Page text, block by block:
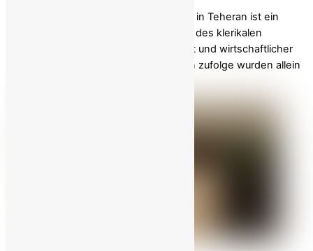
Die wachsende Zahl von Müllsammlern in Teheran ist ein
tragischer Ausdruck der Misswirtschaft des klerikalen
Regimes, die zu weit verbreiteter Armut und wirtschaftlicher
Verzweiflung führt. Offiziellen Berichten zufolge wurden allein